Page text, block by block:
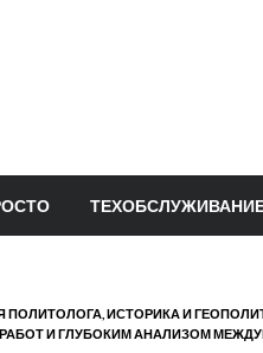
ИСТОРИКА И
И ГЛУБОКИМ АНАЛИЗОМ